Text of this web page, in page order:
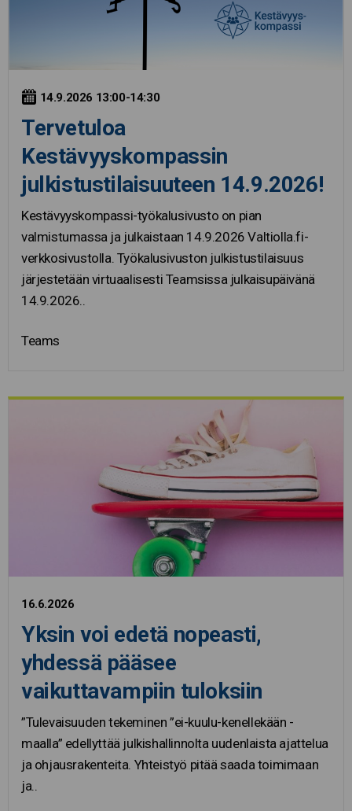
14.9.2026 13:00-14:30
Tervetuloa
Kestävyyskompassin
julkistustilaisuuteen 14.9.2026!
Kestävyyskompassi-työkalusivusto on pian
valmistumassa ja julkaistaan 14.9.2026 Valtiolla.fi-
verkkosivustolla. Työkalusivuston julkistustilaisuus
järjestetään virtuaalisesti Teamsissa julkaisupäivänä
14.9.2026..
Teams
16.6.2026
Yksin voi edetä nopeasti,
yhdessä pääsee
vaikuttavampiin tuloksiin
”Tulevaisuuden tekeminen ”ei-kuulu-kenellekään -
maalla” edellyttää julkishallinnolta uudenlaista ajattelua
ja ohjausrakenteita. Yhteistyö pitää saada toimimaan
ja..